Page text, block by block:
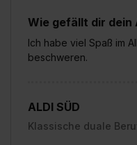
Wie gefällt dir dein
Ich habe viel Spaß im
beschweren.
ALDI SÜD
Klassische duale